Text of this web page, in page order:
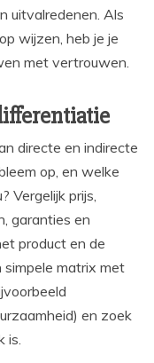
uitvalredenen. Als
wijzen, heb je je
met vertrouwen.
directe en indirecte
op, en welke
Vergelijk prijs,
garanties en
product en de
simpele matrix met
en zoek
is.